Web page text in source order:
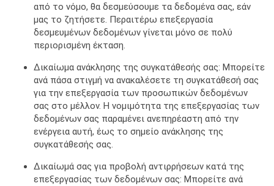
από το νόμο, θα δεσμεύσουμε τα δεδομένα σας, εάν
μας το ζητήσετε. Περαιτέρω επεξεργασία
δεσμευμένων δεδομένων γίνεται μόνο σε πολύ
περιορισμένη έκταση.
Δικαίωμα ανάκλησης της συγκατάθεσής σας: Μπορείτε
ανά πάσα στιγμή να ανακαλέσετε τη συγκατάθεσή σας
για την επεξεργασία των προσωπικών δεδομένων
σας στο μέλλον. Η νομιμότητα της επεξεργασίας των
δεδομένων σας παραμένει ανεπηρέαστη από την
ενέργεια αυτή, έως το σημείο ανάκλησης της
συγκατάθεσής σας.
Δικαίωμά σας για προβολή αντιρρήσεων κατά της
επεξεργασίας των δεδομένων σας: Μπορείτε ανά